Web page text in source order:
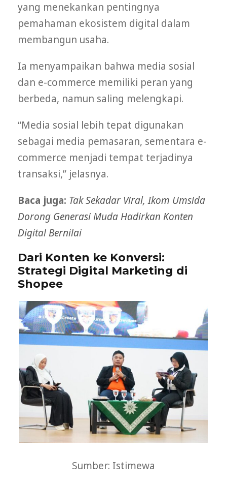
yang menekankan pentingnya
pemahaman ekosistem digital dalam
membangun usaha.
Ia menyampaikan bahwa media sosial
dan e-commerce memiliki peran yang
berbeda, namun saling melengkapi.
“Media sosial lebih tepat digunakan
sebagai media pemasaran, sementara e-
commerce menjadi tempat terjadinya
transaksi,” jelasnya.
Baca juga: Tak Sekadar Viral, Ikom Umsida
Dorong Generasi Muda Hadirkan Konten
Digital Bernilai
Dari Konten ke Konversi:
Strategi Digital Marketing di
Shopee
Sumber: Istimewa